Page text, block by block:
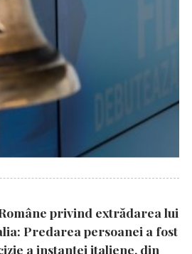
privind extrădarea lui
Predarea persoanei a fost
a instanţei italiene, din